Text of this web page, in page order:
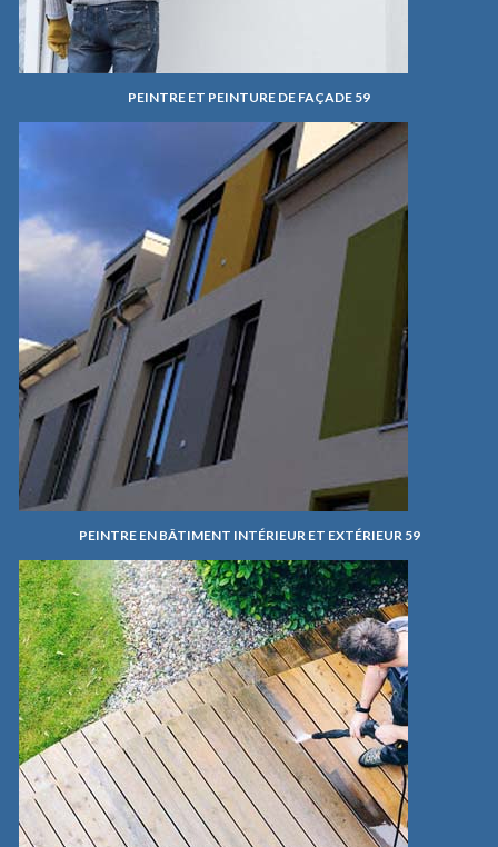
PEINTRE ET PEINTURE DE FAÇADE 59
PEINTRE EN BÂTIMENT INTÉRIEUR ET EXTÉRIEUR 59